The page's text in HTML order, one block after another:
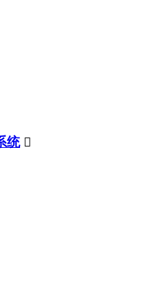
统 